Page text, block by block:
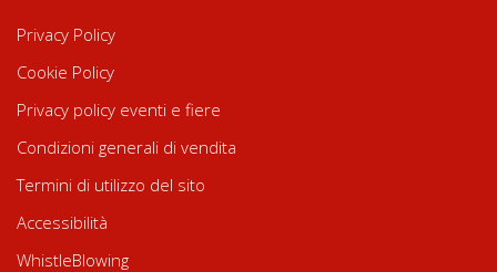
Privacy Policy
Cookie Policy
Privacy policy eventi e fiere
Condizioni generali di vendita
Termini di utilizzo del sito
Accessibilità
WhistleBlowing